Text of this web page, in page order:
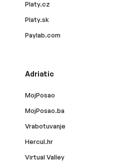
Platy.cz
Platy.sk
Paylab.com
Adriatic
MojPosao
MojPosao.ba
Vrabotuvanje
Hercul.hr
Virtual Valley